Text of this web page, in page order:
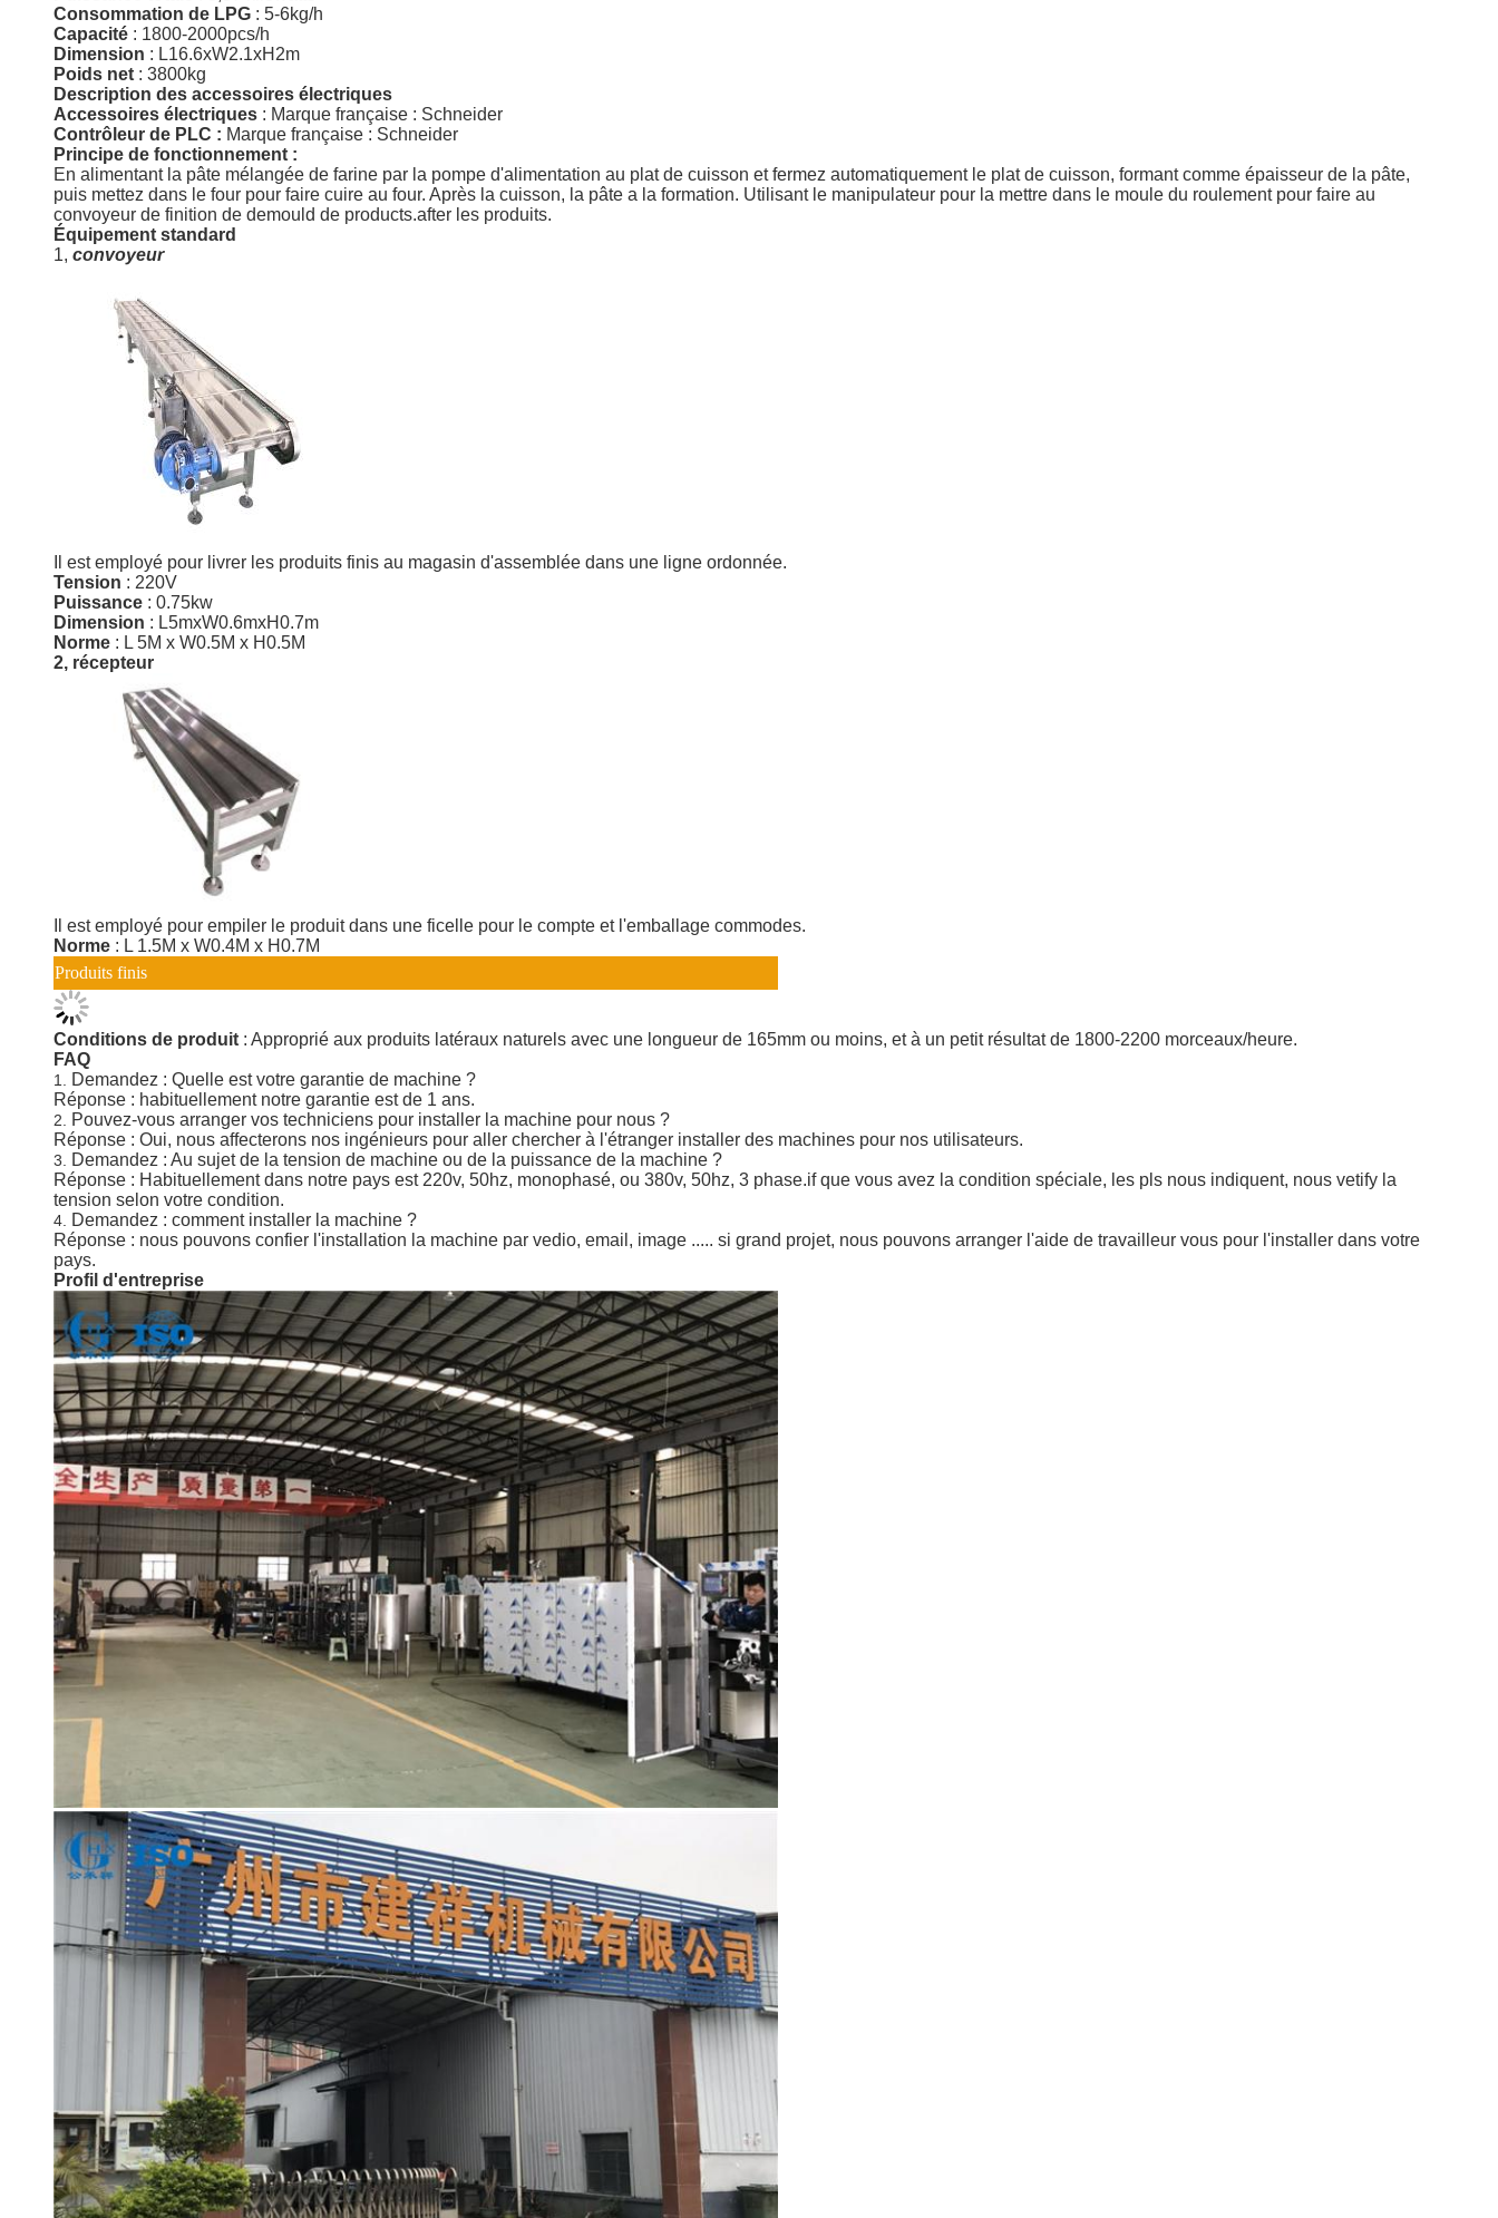
Consommation de LPG : 5-6kg/h
Capacité : 1800-2000pcs/h
Dimension : L16.6xW2.1xH2m
Poids net : 3800kg
Description des accessoires électriques
Accessoires électriques : Marque française : Schneider
Contrôleur de PLC : Marque française : Schneider
Principe de fonctionnement :
En alimentant la pâte mélangée de farine par la pompe d'alimentation au plat de cuisson et fermez automatiquement le plat de cuisson, formant comme épaisseur de la pâte,
puis mettez dans le four pour faire cuire au four. Après la cuisson, la pâte a la formation. Utilisant le manipulateur pour la mettre dans le moule du roulement pour faire au
convoyeur de finition de demould de products.after les produits.
Équipement standard
1, convoyeur
Il est employé pour livrer les produits finis au magasin d'assemblée dans une ligne ordonnée.
Tension : 220V
Puissance : 0.75kw
Dimension : L5mxW0.6mxH0.7m
Norme : L 5M x W0.5M x H0.5M
2, récepteur
Il est employé pour empiler le produit dans une ficelle pour le compte et l'emballage commodes.
Norme : L 1.5M x W0.4M x H0.7M
Produits finis
Conditions de produit : Approprié aux produits latéraux naturels avec une longueur de 165mm ou moins, et à un petit résultat de 1800-2200 morceaux/heure.
FAQ
1.
Demandez : Quelle est votre garantie de machine ?
Réponse : habituellement notre garantie est de 1 ans.
2.
Pouvez-vous arranger vos techniciens pour installer la machine pour nous ?
Réponse : Oui, nous affecterons nos ingénieurs pour aller chercher à l'étranger installer des machines pour nos utilisateurs.
3.
Demandez : Au sujet de la tension de machine ou de la puissance de la machine ?
Réponse : Habituellement dans notre pays est 220v, 50hz, monophasé, ou 380v, 50hz, 3 phase.if que vous avez la condition spéciale, les pls nous indiquent, nous vetify la
tension selon votre condition.
4.
Demandez : comment installer la machine ?
Réponse : nous pouvons confier l'installation la machine par vedio, email, image ..... si grand projet, nous pouvons arranger l'aide de travailleur vous pour l'installer dans votre
pays.
Profil d'entreprise